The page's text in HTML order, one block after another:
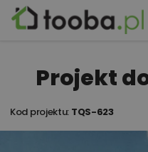
Projekt
Kod projektu: TQS-623